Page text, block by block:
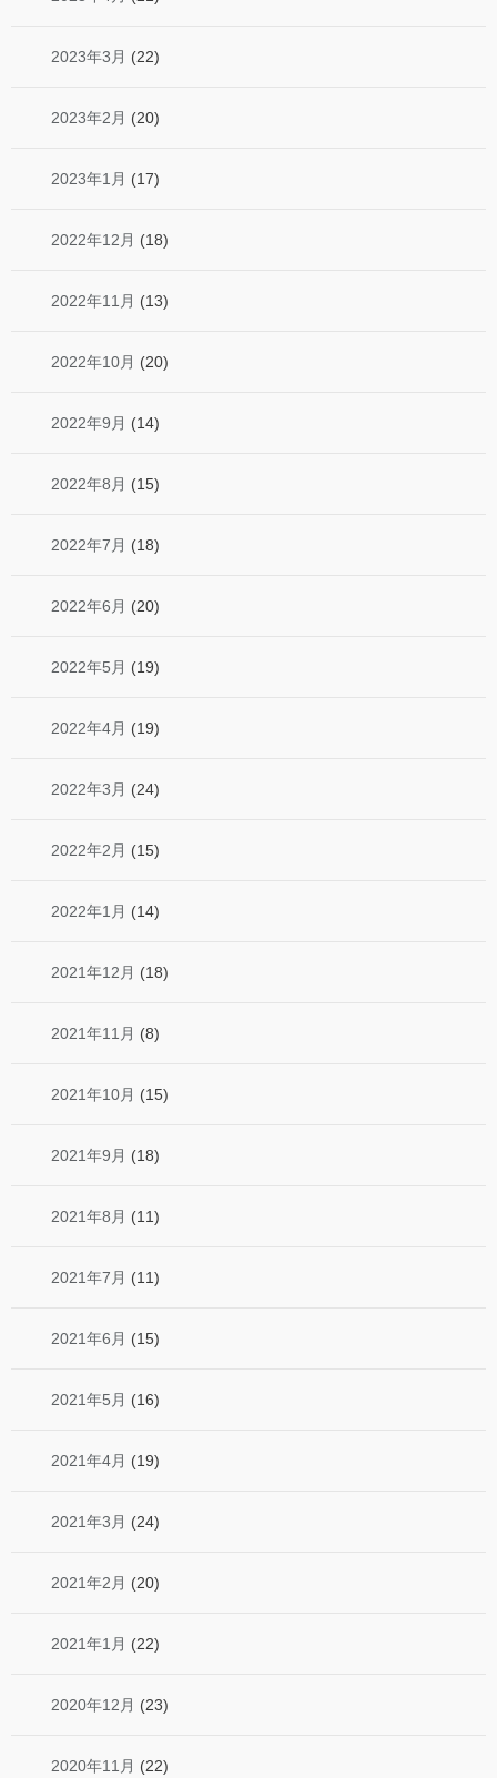
2023年3月 (22)
2023年2月 (20)
2023年1月 (17)
2022年12月 (18)
2022年11月 (13)
2022年10月 (20)
2022年9月 (14)
2022年8月 (15)
2022年7月 (18)
2022年6月 (20)
2022年5月 (19)
2022年4月 (19)
2022年3月 (24)
2022年2月 (15)
2022年1月 (14)
2021年12月 (18)
2021年11月 (8)
2021年10月 (15)
2021年9月 (18)
2021年8月 (11)
2021年7月 (11)
2021年6月 (15)
2021年5月 (16)
2021年4月 (19)
2021年3月 (24)
2021年2月 (20)
2021年1月 (22)
2020年12月 (23)
2020年11月 (22)